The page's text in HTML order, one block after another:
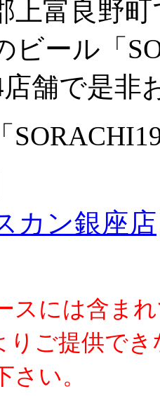
上富良野
ビール「
舗で是非
カン銀座店
スには含ま
ご提供で
さい。